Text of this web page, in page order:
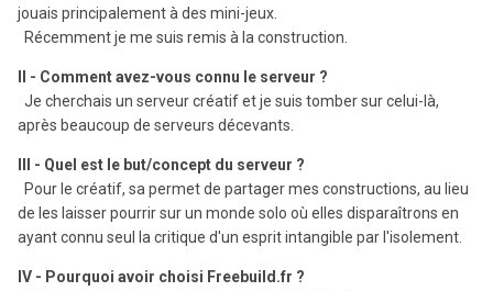
jouais principalement à des mini-jeux.
Récemment je me suis remis à la construction.
II - Comment avez-vous connu le serveur ?
Je cherchais un serveur créatif et je suis tomber sur celui-là,
après beaucoup de serveurs décevants.
III - Quel est le but/concept du serveur ?
Pour le créatif, sa permet de partager mes constructions, au lieu
de les laisser pourrir sur un monde solo où elles disparaîtrons en
ayant connu seul la critique d'un esprit intangible par l'isolement.
IV - Pourquoi avoir choisi Freebuild.fr ?